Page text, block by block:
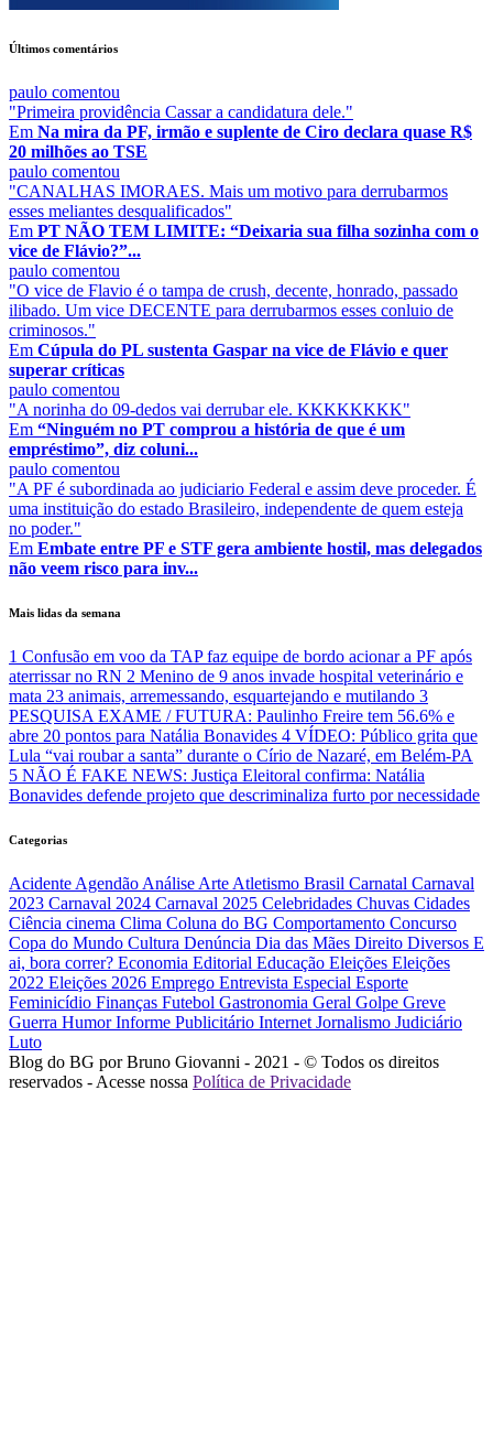
Últimos comentários
paulo comentou
"Primeira providência Cassar a candidatura dele."
Em Na mira da PF, irmão e suplente de Ciro declara quase R$
20 milhões ao TSE
paulo comentou
"CANALHAS IMORAES. Mais um motivo para derrubarmos
esses meliantes desqualificados"
Em PT NÃO TEM LIMITE: “Deixaria sua filha sozinha com o
vice de Flávio?”...
paulo comentou
"O vice de Flavio é o tampa de crush, decente, honrado, passado
ilibado. Um vice DECENTE para derrubarmos esses conluio de
criminosos."
Em Cúpula do PL sustenta Gaspar na vice de Flávio e quer
superar críticas
paulo comentou
"A norinha do 09-dedos vai derrubar ele. KKKKKKKK"
Em “Ninguém no PT comprou a história de que é um
empréstimo”, diz coluni...
paulo comentou
"A PF é subordinada ao judiciario Federal e assim deve proceder. É
uma instituição do estado Brasileiro, independente de quem esteja
no poder."
Em Embate entre PF e STF gera ambiente hostil, mas delegados
não veem risco para inv...
Mais lidas da semana
1 Confusão em voo da TAP faz equipe de bordo acionar a PF após
aterrissar no RN 2 Menino de 9 anos invade hospital veterinário e
mata 23 animais, arremessando, esquartejando e mutilando 3
PESQUISA EXAME / FUTURA: Paulinho Freire tem 56.6% e
abre 20 pontos para Natália Bonavides 4 VÍDEO: Público grita que
Lula “vai roubar a santa” durante o Círio de Nazaré, em Belém-PA
5 NÃO É FAKE NEWS: Justiça Eleitoral confirma: Natália
Bonavides defende projeto que descriminaliza furto por necessidade
Categorias
Acidente Agendão Análise Arte Atletismo Brasil Carnatal Carnaval
2023 Carnaval 2024 Carnaval 2025 Celebridades Chuvas Cidades
Ciência cinema Clima Coluna do BG Comportamento Concurso
Copa do Mundo Cultura Denúncia Dia das Mães Direito Diversos E
ai, bora correr? Economia Editorial Educação Eleições Eleições
2022 Eleições 2026 Emprego Entrevista Especial Esporte
Feminicídio Finanças Futebol Gastronomia Geral Golpe Greve
Guerra HumorInforme Publicitário Internet Jornalismo Judiciário
Luto
Blog do BG por Bruno Giovanni - 2021 - © Todos os direitos
reservados - Acesse nossa Política de Privacidade